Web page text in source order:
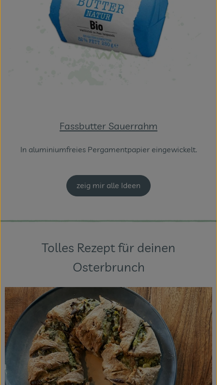
Fassbutter Sauerrahm
In aluminiumfreies Pergamentpapier eingewickelt.
zeig mir alle Ideen
Tolles Rezept für deinen
Osterbrunch